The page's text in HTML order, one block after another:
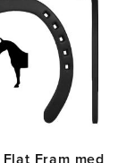
Fram med